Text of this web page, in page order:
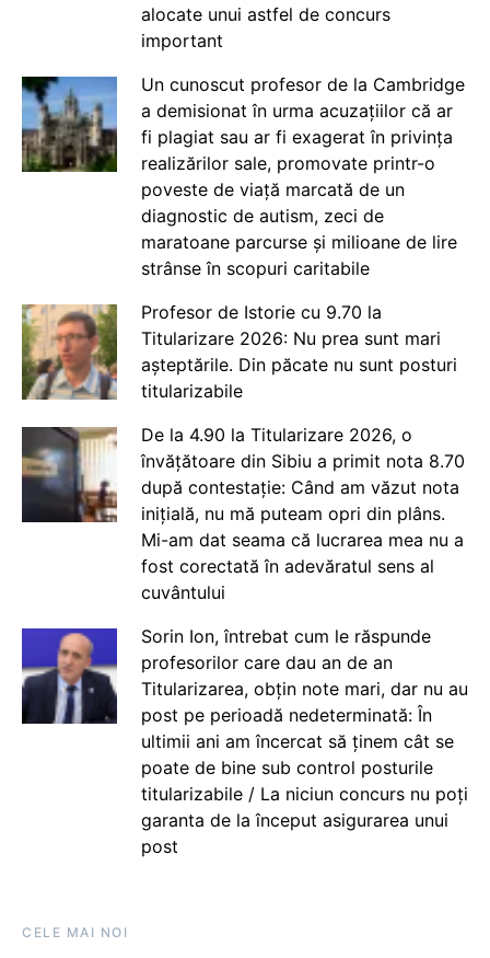
alocate unui astfel de concurs
important
Un cunoscut profesor de la Cambridge
a demisionat în urma acuzațiilor că ar
fi plagiat sau ar fi exagerat în privința
realizărilor sale, promovate printr-o
poveste de viață marcată de un
diagnostic de autism, zeci de
maratoane parcurse și milioane de lire
strânse în scopuri caritabile
Profesor de Istorie cu 9.70 la
Titularizare 2026: Nu prea sunt mari
așteptările. Din păcate nu sunt posturi
titularizabile
De la 4.90 la Titularizare 2026, o
învățătoare din Sibiu a primit nota 8.70
după contestație: Când am văzut nota
inițială, nu mă puteam opri din plâns.
Mi-am dat seama că lucrarea mea nu a
fost corectată în adevăratul sens al
cuvântului
Sorin Ion, întrebat cum le răspunde
profesorilor care dau an de an
Titularizarea, obțin note mari, dar nu au
post pe perioadă nedeterminată: În
ultimii ani am încercat să ținem cât se
poate de bine sub control posturile
titularizabile / La niciun concurs nu poți
garanta de la început asigurarea unui
post
CELE MAI NOI